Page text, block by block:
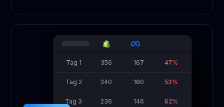
Tag 1 356 167 47%
Tag 2 340 180 53%
Tag 3 236 146 62%